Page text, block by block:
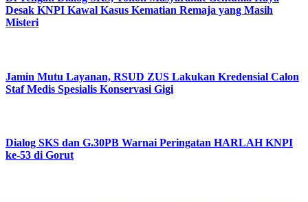
Desak KNPI Kawal Kasus Kematian Remaja yang Masih
Misteri
Jamin Mutu Layanan, RSUD ZUS Lakukan Kredensial Calon
Staf Medis Spesialis Konservasi Gigi
Dialog SKS dan G.30PB Warnai Peringatan HARLAH KNPI
ke-53 di Gorut